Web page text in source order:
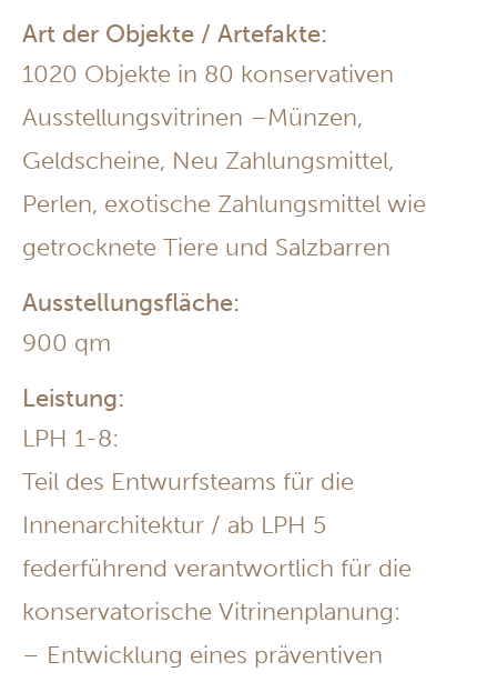
Art der Objekte / Artefakte:
1020 Objekte in 80 konservativen
Ausstellungsvitrinen –Münzen,
Geldscheine, Neu Zahlungsmittel,
Perlen, exotische Zahlungsmittel wie
getrocknete Tiere und Salzbarren
Ausstellungsfläche:
900 qm
Leistung:
LPH 1-8:
Teil des Entwurfsteams für die
Innenarchitektur / ab LPH 5
federführend verantwortlich für die
konservatorische Vitrinenplanung:
– Entwicklung eines präventiven